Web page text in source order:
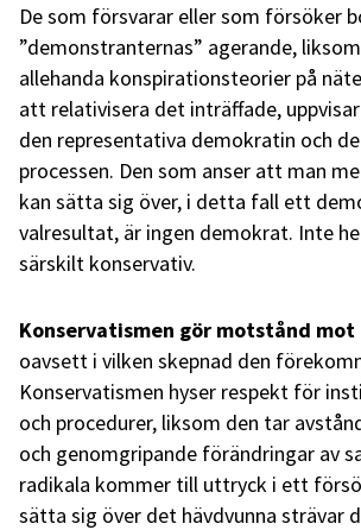
De som försvarar eller som försöker
”demonstranternas” agerande,
allehanda konspirationsteorier på
att relativisera det inträffade,
den representativa demokratin och
processen. Den som anser att man
kan sätta sig över, i detta fall ett
valresultat, är ingen demokrat. Inte
särskilt konservativ.
Konservatismen gör motstånd
oavsett i vilken skepnad den
Konservatismen hyser respekt för
och procedurer, liksom den tar
och genomgripande förändringar av
radikala kommer till uttryck i ett
sätta sig över det hävdvunna strävar